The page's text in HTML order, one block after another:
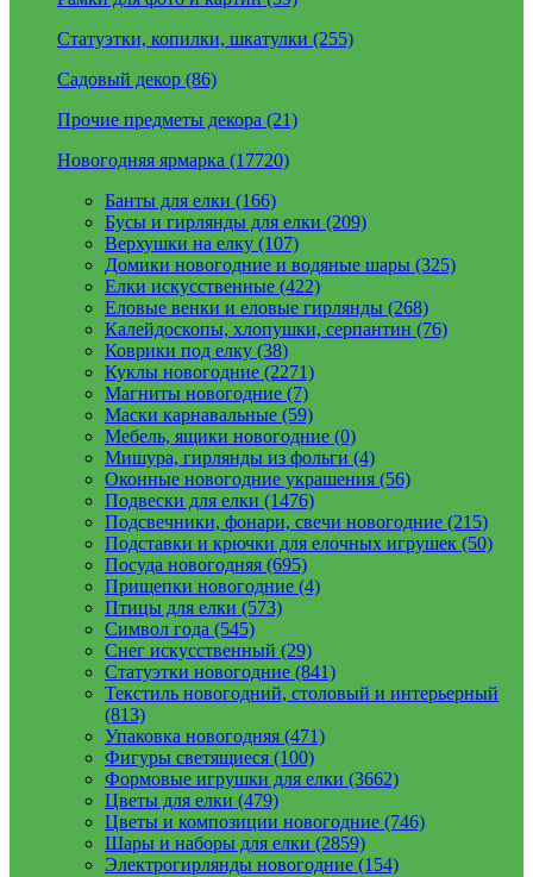
Статуэтки, копилки, шкатулки (255)
Садовый декор (86)
Прочие предметы декора (21)
Новогодняя ярмарка (17720)
Банты для елки (166)
Бусы и гирлянды для елки (209)
Верхушки на елку (107)
Домики новогодние и водяные шары (325)
Елки искусственные (422)
Еловые венки и еловые гирлянды (268)
Калейдоскопы, хлопушки, серпантин (76)
Коврики под елку (38)
Куклы новогодние (2271)
Магниты новогодние (7)
Маски карнавальные (59)
Мебель, ящики новогодние (0)
Мишура, гирлянды из фольги (4)
Оконные новогодние украшения (56)
Подвески для елки (1476)
Подсвечники, фонари, свечи новогодние (215)
Подставки и крючки для елочных игрушек (50)
Посуда новогодняя (695)
Прищепки новогодние (4)
Птицы для елки (573)
Символ года (545)
Снег искусственный (29)
Статуэтки новогодние (841)
Текстиль новогодний, столовый и интерьерный
(813)
Упаковка новогодняя (471)
Фигуры светящиеся (100)
Формовые игрушки для елки (3662)
Цветы для елки (479)
Цветы и композиции новогодние (746)
Шары и наборы для елки (2859)
Электрогирлянды новогодние (154)